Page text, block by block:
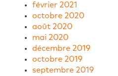
février 2021
octobre 2020
août 2020
mai 2020
décembre 2019
octobre 2019
septembre 2019